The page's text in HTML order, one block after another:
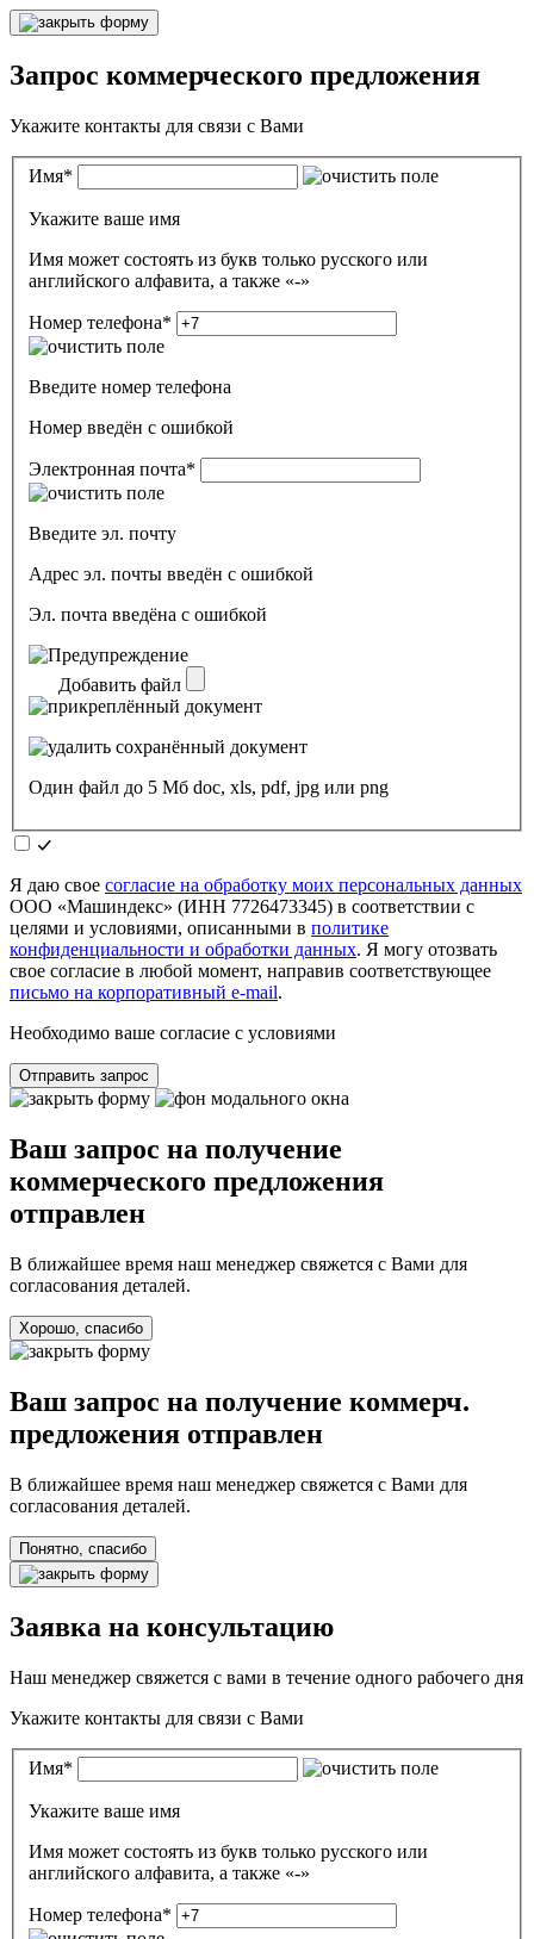
Запрос коммерческого предложения
Укажите контакты для связи с Вами
Имя*
Укажите ваше имя
Имя может состоять из букв только русского или
английского алфавита, а также «-»
Номер телефона*
Введите номер телефона
Номер введён c ошибкой
Электронная почта*
Введите эл. почту
Адрес эл. почты введён с ошибкой
Эл. почта введёна с ошибкой
Добавить файл
Один файл до 5 Мб doc, xls, pdf, jpg или png
Я даю свое согласие на обработку моих персональных данных
ООО «Машиндекс» (ИНН 7726473345) в соответствии с
целями и условиями, описанными в политике
конфиденциальности и обработки данных. Я могу отозвать
свое согласие в любой момент, направив соответствующее
письмо на корпоративный e-mail.
Необходимо ваше согласие с условиями
Отправить запрос
Ваш запрос на получение
коммерческого предложения
отправлен
В ближайшее время наш менеджер свяжется с Вами для
согласования деталей.
Хорошо, спасибо
Ваш запрос на получение коммерч.
предложения отправлен
В ближайшее время наш менеджер свяжется с Вами для
согласования деталей.
Понятно, спасибо
Заявка на консультацию
Наш менеджер свяжется с вами в течение одного рабочего дня
Укажите контакты для связи с Вами
Имя*
Укажите ваше имя
Имя может состоять из букв только русского или
английского алфавита, а также «-»
Номер телефона*